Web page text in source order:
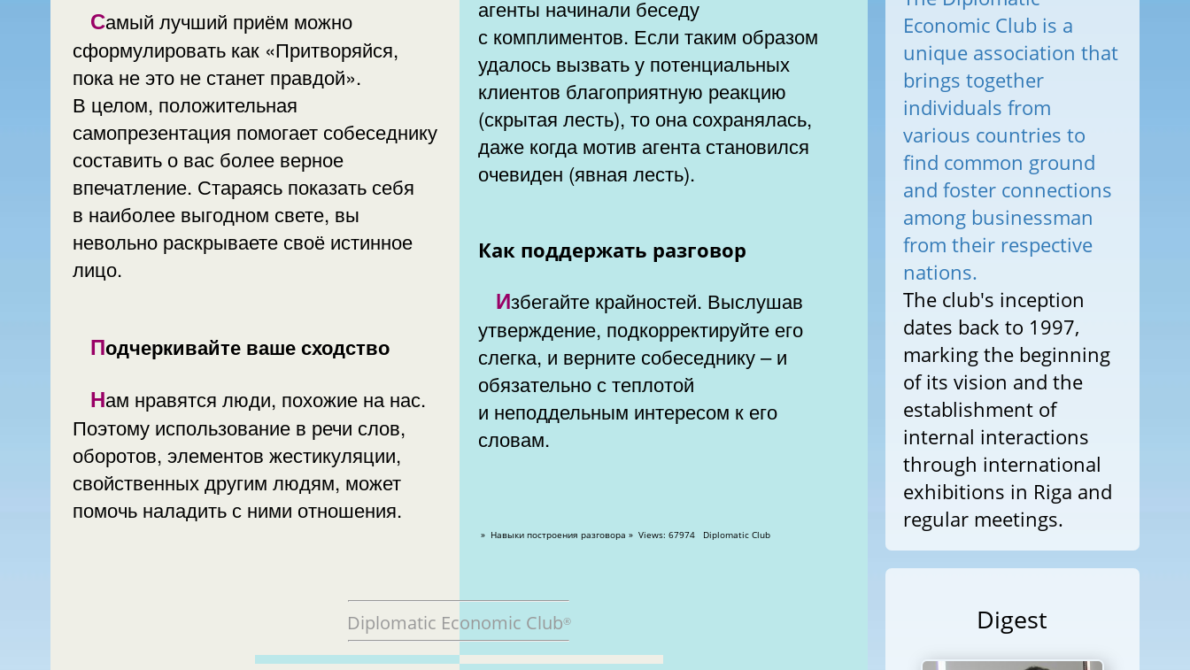
Самый лучший приём можно
сформулировать как «Притворяйся,
пока не это не станет правдой».
В целом, положительная
самопрезентация помогает собеседнику
составить о вас более верное
впечатление. Стараясь показать себя
в наиболее выгодном свете, вы
невольно раскрываете своё истинное
лицо.
Подчеркивайте ваше сходство
Нам нравятся люди, похожие на нас.
Поэтому использование в речи слов,
оборотов, элементов жестикуляции,
свойственных другим людям, может
помочь наладить с ними отношения.
агенты начинали беседу
с комплиментов. Если таким образом
удалось вызвать у потенциальных
клиентов благоприятную реакцию
(скрытая лесть), то она сохранялась,
даже когда мотив агента становился
очевиден (явная лесть).
Как поддержать разговор
Избегайте крайностей. Выслушав
утверждение, подкорректируйте его
слегка, и верните собеседнику – и
обязательно с теплотой
и неподдельным интересом к его
словам.
» Навыки построения разговора » Views: 67974 Diplomatic Club
Diplomatic Economic Club®
Economic Club is a
unique association that
brings together
individuals from
various countries to
find common ground
and foster connections
among businessman
from their respective
nations.
The club's inception
dates back to 1997,
marking the beginning
of its vision and the
establishment of
internal interactions
through international
exhibitions in Riga and
regular meetings.
Digest